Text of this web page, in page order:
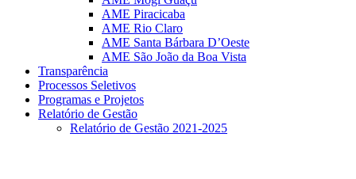
AME Piracicaba
AME Rio Claro
AME Santa Bárbara D’Oeste
AME São João da Boa Vista
Transparência
Processos Seletivos
Programas e Projetos
Relatório de Gestão
Relatório de Gestão 2021-2025